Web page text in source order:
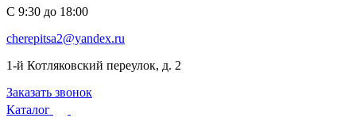
С 9:30 до 18:00
cherepitsa2@yandex.ru
1-й Котляковский переулок, д. 2
Заказать звонок
Каталог